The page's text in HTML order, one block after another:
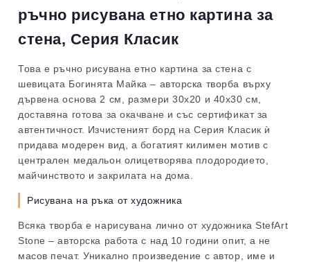
ръчно рисувана етно картина за
стена, Серия Класик
Това е ръчно рисувана етно картина за стена с
шевицата Богинята Майка – авторска творба върху
дървена основа 2 см, размери 30х20 и 40х30 см,
доставяна готова за окачване и със сертификат за
автентичност. Изчистеният борд на Серия Класик ѝ
придава модерен вид, а богатият килимен мотив с
централен медальон олицетворява плодородието,
майчинството и закрилата на дома.
Рисувана на ръка от художника
Всяка творба е нарисувана лично от художника StefArt
Stone – авторска работа с над 10 години опит, а не
масов печат. Уникално произведение с автор, име и